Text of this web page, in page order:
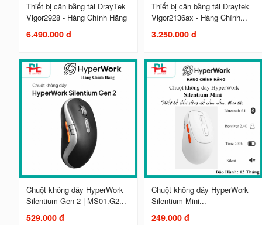
Thiết bị cân bằng tải DrayTek
Vigor2928 - Hàng Chính Hãng
6.490.000 đ
Thiết bị cân bằng tải Draytek
Vigor2136ax - Hàng Chính...
3.250.000 đ
Chuột không dây HyperWork
Silentium Gen 2 | MS01.G2...
529.000 đ
Chuột không dây HyperWork
Silentium Mini...
249.000 đ